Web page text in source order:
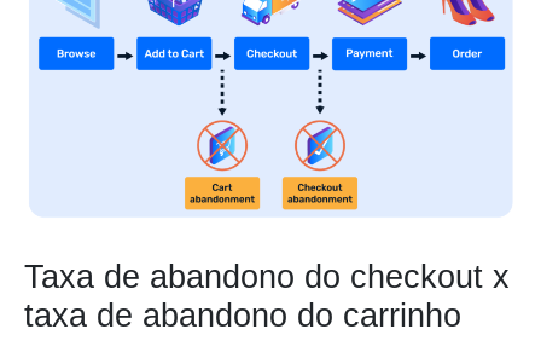
Taxa de abandono do checkout x
taxa de abandono do carrinho